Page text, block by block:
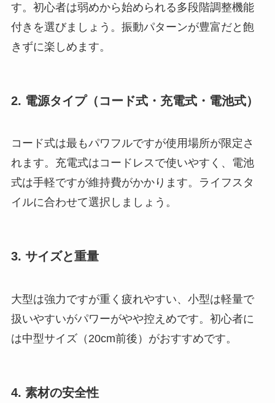
す。初心者は弱めから始められる多段階調整機能
付きを選びましょう。振動パターンが豊富だと飽
きずに楽しめます。
2. 電源タイプ（コード式・充電式・電池式）
コード式は最もパワフルですが使用場所が限定さ
れます。充電式はコードレスで使いやすく、電池
式は手軽ですが維持費がかかります。ライフスタ
イルに合わせて選択しましょう。
3. サイズと重量
大型は強力ですが重く疲れやすい、小型は軽量で
扱いやすいがパワーがやや控えめです。初心者に
は中型サイズ（20cm前後）がおすすめです。
4. 素材の安全性